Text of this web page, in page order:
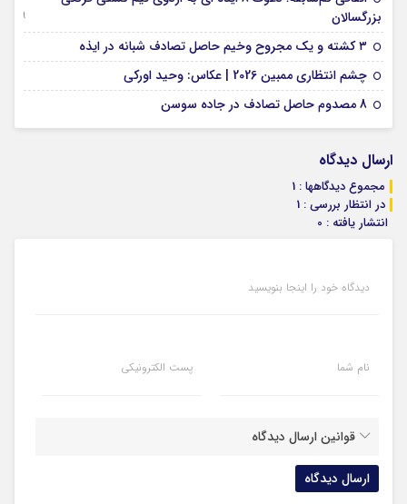
بزرگسالان
09 جولای 2026
۳ کشته و یک مجروح وخیم حاصل تصادف شبانه در ایذه
چشم انتظاری ممبین 2026 | عکاس: وحید اورکی
8 مصدوم حاصل تصادف در جاده سوسن
ارسال دیدگاه
مجموع دیدگاهها : 1
در انتظار بررسی : 1
انتشار یافته : 0
دیدگاه خود را اینجا بنویسید
نام شما پست الکترونیکی
قوانین ارسال دیدگاه